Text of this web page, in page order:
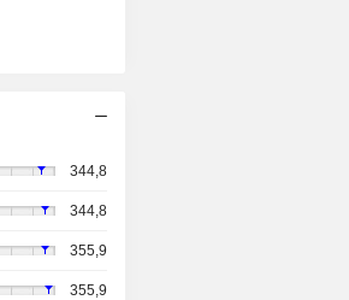
344,8
344,8
355,9
355,9